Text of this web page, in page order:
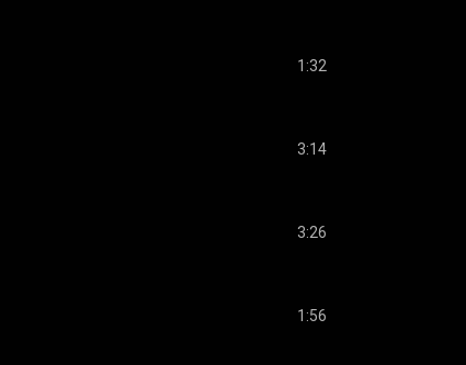
1:32
3:14
3:26
1:56